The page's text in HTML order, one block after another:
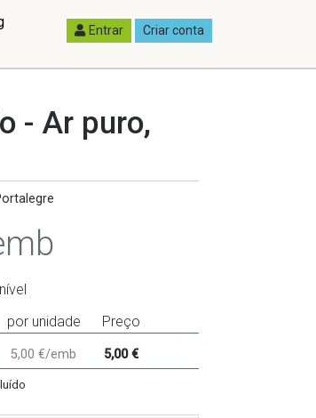
Entrar Criar conta
- Ar puro,
por unidade Preço
5,00 €/emb 5,00 €